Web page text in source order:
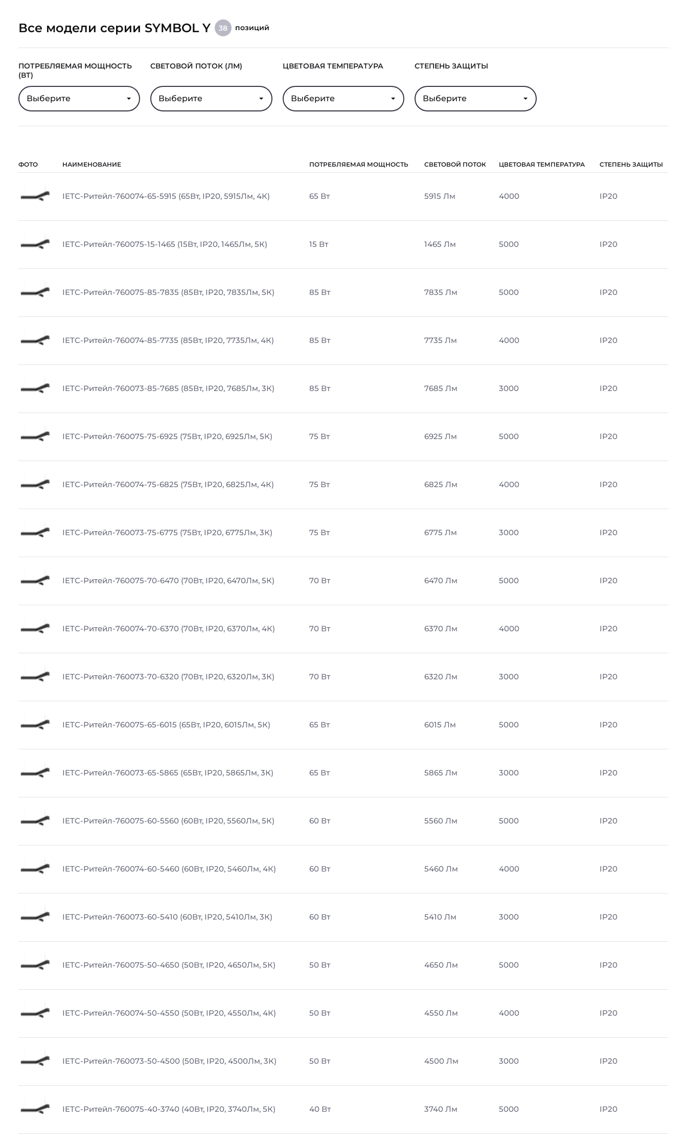
Все модели серии SYMBOL Y 38 позиций
ПОТРЕБЛЯЕМАЯ МОЩНОСТЬ
(ВТ)
Выберите
СВЕТОВОЙ ПОТОК (ЛМ)
Выберите
ЦВЕТОВАЯ ТЕМПЕРАТУРА
Выберите
СТЕПЕНЬ ЗАЩИТЫ
Выберите
ФОТО НАИМЕНОВАНИЕ ПОТРЕБЛЯЕМАЯ МОЩНОСТЬ СВЕТОВОЙ ПОТОК ЦВЕТОВАЯ ТЕМПЕРАТУРА СТЕПЕНЬ ЗАЩИТЫ
IETC-Ритейл-760074-65-5915 (65Вт, IP20, 5915Лм, 4К) 65 Вт 5915 Лм 4000 IP20
IETC-Ритейл-760075-15-1465 (15Вт, IP20, 1465Лм, 5К) 15 Вт 1465 Лм 5000 IP20
IETC-Ритейл-760075-85-7835 (85Вт, IP20, 7835Лм, 5К) 85 Вт 7835 Лм 5000 IP20
IETC-Ритейл-760074-85-7735 (85Вт, IP20, 7735Лм, 4К) 85 Вт 7735 Лм 4000 IP20
IETC-Ритейл-760073-85-7685 (85Вт, IP20, 7685Лм, 3К) 85 Вт 7685 Лм 3000 IP20
IETC-Ритейл-760075-75-6925 (75Вт, IP20, 6925Лм, 5К) 75 Вт 6925 Лм 5000 IP20
IETC-Ритейл-760074-75-6825 (75Вт, IP20, 6825Лм, 4К) 75 Вт 6825 Лм 4000 IP20
IETC-Ритейл-760073-75-6775 (75Вт, IP20, 6775Лм, 3К) 75 Вт 6775 Лм 3000 IP20
IETC-Ритейл-760075-70-6470 (70Вт, IP20, 6470Лм, 5К) 70 Вт 6470 Лм 5000 IP20
IETC-Ритейл-760074-70-6370 (70Вт, IP20, 6370Лм, 4К) 70 Вт 6370 Лм 4000 IP20
IETC-Ритейл-760073-70-6320 (70Вт, IP20, 6320Лм, 3К) 70 Вт 6320 Лм 3000 IP20
IETC-Ритейл-760075-65-6015 (65Вт, IP20, 6015Лм, 5К) 65 Вт 6015 Лм 5000 IP20
IETC-Ритейл-760073-65-5865 (65Вт, IP20, 5865Лм, 3К) 65 Вт 5865 Лм 3000 IP20
IETC-Ритейл-760075-60-5560 (60Вт, IP20, 5560Лм, 5К) 60 Вт 5560 Лм 5000 IP20
IETC-Ритейл-760074-60-5460 (60Вт, IP20, 5460Лм, 4К) 60 Вт 5460 Лм 4000 IP20
IETC-Ритейл-760073-60-5410 (60Вт, IP20, 5410Лм, 3К) 60 Вт 5410 Лм 3000 IP20
IETC-Ритейл-760075-50-4650 (50Вт, IP20, 4650Лм, 5К) 50 Вт 4650 Лм 5000 IP20
IETC-Ритейл-760074-50-4550 (50Вт, IP20, 4550Лм, 4К) 50 Вт 4550 Лм 4000 IP20
IETC-Ритейл-760073-50-4500 (50Вт, IP20, 4500Лм, 3К) 50 Вт 4500 Лм 3000 IP20
IETC-Ритейл-760075-40-3740 (40Вт, IP20, 3740Лм, 5К) 40 Вт 3740 Лм 5000 IP20